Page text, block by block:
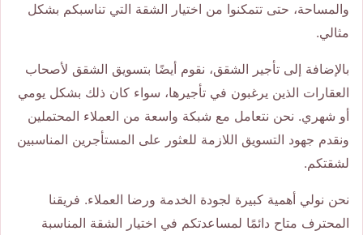
والمساحة، حتى تتمكنوا من اختيار الشقة التي تناسبكم بشكل
مثالي.
بالإضافة إلى تأجير الشقق، نقوم أيضًا بتسويق الشقق لأصحاب
العقارات الذين يرغبون في تأجيرها، سواء كان ذلك بشكل يومي
أو شهري. نحن نتعامل مع شبكة واسعة من العملاء المحتملين
ونقدم جهود التسويق اللازمة للعثور على المستأجرين المناسبين
لشقتكم.
نحن نولي أهمية كبيرة لجودة الخدمة ورضا العملاء. فريقنا
المحترف متاح دائمًا لمساعدتكم في اختيار الشقة المناسبة